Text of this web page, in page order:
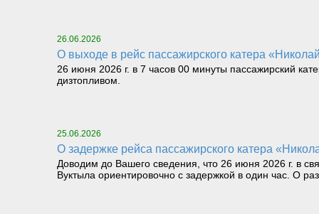
26.06.2026
О выходе в рейс пассажирского катера
26 июня 2026 г. в 7 часов 00 минуты пассажирский
дизтопливом.
25.06.2026
О задержке рейса пассажирского катера
Доводим до Вашего сведения, что 26 июня 2026 г. в
Вуктыла ориентировочно с задержкой в один час. О